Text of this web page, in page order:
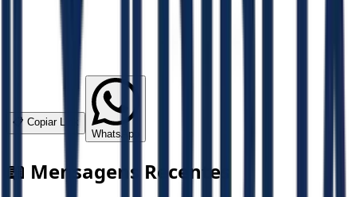
📋 Copiar Link
WhatsApp
📖 Mensagens Recentes